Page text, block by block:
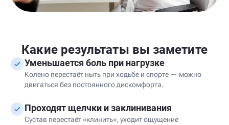
Какие результаты вы заметите
Уменьшается боль при нагрузке
Колено перестаёт ныть при ходьбе и спорте — можно
двигаться без постоянного дискомфорта.
Проходят щелчки и заклинивания
Сустав перестаёт «клинить», уходит ощущение